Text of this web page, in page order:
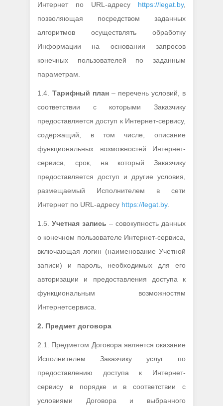
Интернет по URL-адресу https://legat.by,
позволяющая посредством заданных
алгоритмов осуществлять обработку
Информации на основании запросов
конечных пользователей по заданным
параметрам.
1.4. Тарифный план– перечень условий, в
соответствии с которыми Заказчику
предоставляется доступ к Интернет-сервису,
содержащий, в том числе, описание
функциональных возможностей Интернет-
сервиса, срок, на который Заказчику
предоставляется доступ и другие условия,
размещаемый Исполнителем в сети
Интернет по URL-адресу https://legat.by.
1.5.Учетная запись – совокупность данных
о конечном пользователе Интернет-сервиса,
включающая логин (наименование Учетной
записи) и пароль, необходимых для его
авторизации и предоставления доступа к
функциональным возможностям
Интернетсервиса.
2. Предмет договора
2.1. Предметом Договора является оказание
Исполнителем Заказчику услуг по
предоставлению доступа к Интернет-
сервису в порядке и в соответствии с
условиями Договора и выбранного